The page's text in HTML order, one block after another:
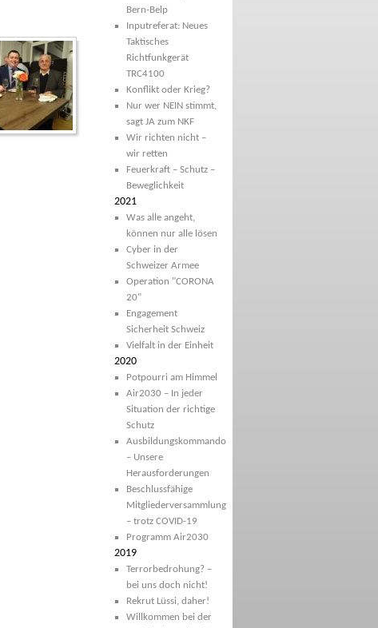
Bern-Belp
Inputreferat: Neues
Taktisches
Richtfunkgerät
TRC4100
Konflikt oder Krieg?
Nur wer NEIN stimmt,
sagt JA zum NKF
Wir richten nicht –
wir retten
Feuerkraft – Schutz –
Beweglichkeit
2021
Was alle angeht,
können nur alle lösen
Cyber in der
Schweizer Armee
Operation "CORONA
20"
Engagement
Sicherheit Schweiz
Vielfalt in der Einheit
2020
Potpourri am Himmel
Air2030 – In jeder
Situation der richtige
Schutz
Ausbildungskommando
– Unsere
Herausforderungen
Beschlussfähige
Mitgliederversammlung
– trotz COVID-19
Programm Air2030
2019
Terrorbedrohung? –
bei uns doch nicht!
Rekrut Lüssi, daher!
Willkommen bei der